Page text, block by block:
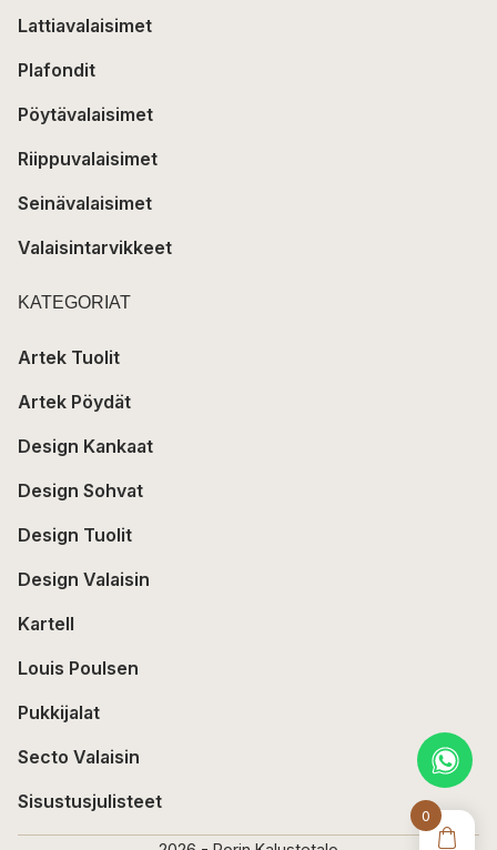
0
Lattiavalaisimet
Plafondit
Pöytävalaisimet
Riippuvalaisimet
Seinävalaisimet
Valaisintarvikkeet
KATEGORIAT
Artek Tuolit
Artek Pöydät
Design Kankaat
Design Sohvat
Design Tuolit
Design Valaisin
Kartell
Louis Poulsen
Pukkijalat
Secto Valaisin
Sisustusjulisteet